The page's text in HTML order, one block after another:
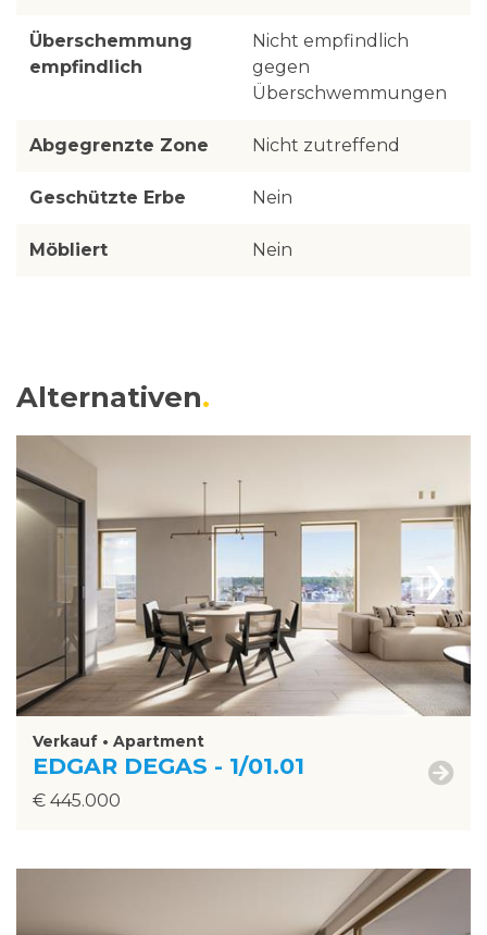
Überschemmung
empfindlich
Nicht empfindlich
gegen
Überschwemmungen
Abgegrenzte Zone Nicht zutreffend
Geschützte Erbe Nein
Möbliert Nein
Alternativen
›
Verkauf • Apartment
EDGAR DEGAS - 1/01.01
€ 445.000